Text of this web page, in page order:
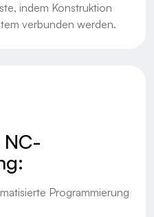
indem Konstruktion
verbunden werden.
Programmierung